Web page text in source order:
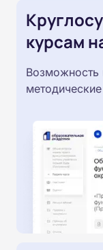
курсам
Возможность